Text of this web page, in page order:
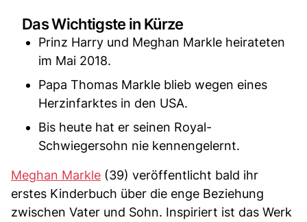
Das Wichtigste in Kürze
Prinz Harry und Meghan Markle heirateten
im Mai 2018.
Papa Thomas Markle blieb wegen eines
Herzinfarktes in den USA.
Bis heute hat er seinen Royal-
Schwiegersohn nie kennengelernt.
Meghan Markle (39) veröffentlicht bald ihr
erstes Kinderbuch über die enge Beziehung
zwischen Vater und Sohn. Inspiriert ist das Werk